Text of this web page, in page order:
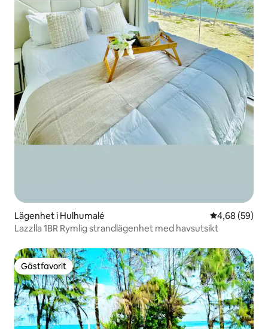
Lägenhet i Hulhumalé 4,68 av 5 i
4,68 (59)
Lazzlla 1BR Rymlig strandlägenhet med havsutsikt
Gästfavorit
Gästfavorit